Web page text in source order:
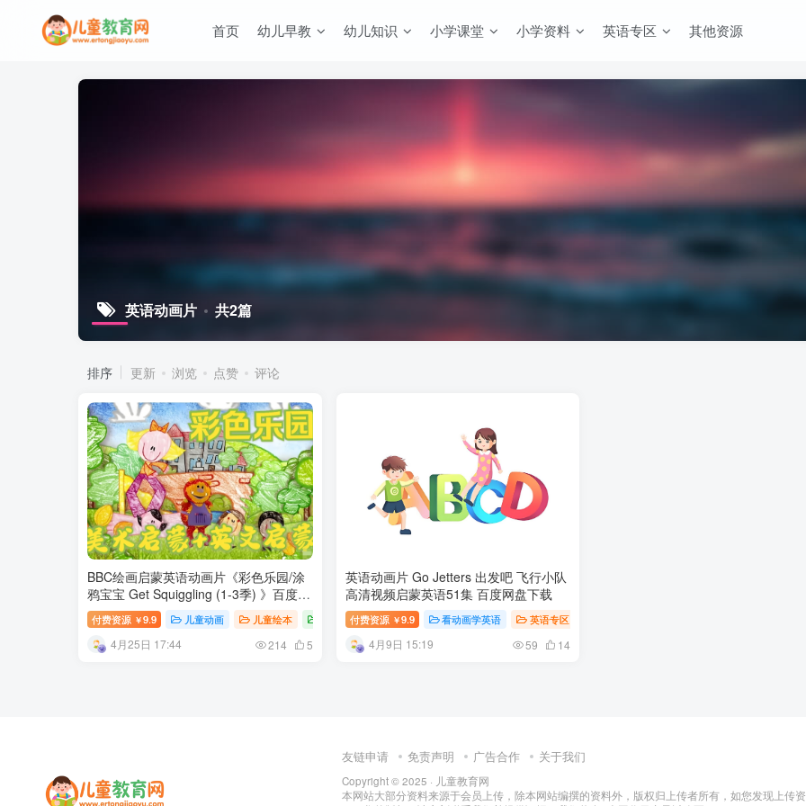
首页 幼儿早教 幼儿知识 小学课堂 小学资料 英语专区 其他资源
英语动画片 共2篇
排序 更新 浏览 点赞 评论
BBC绘画启蒙英语动画片《彩色乐园/涂
鸦宝宝 Get Squiggling (1-3季) 》百度网
盘下载
付费资源 ￥9.9 儿童动画 儿童绘本 兴趣培养 幼儿教育
4月25日 17:44 214 5
英语动画片 Go Jetters 出发吧 飞行小队
高清视频启蒙英语51集 百度网盘下载
付费资源 ￥9.9 看动画学英语 英语专区
4月9日 15:19 59 14
友链申请 免责声明 广告合作 关于我们
Copyright © 2025 · 儿童教育网
本网站大部分资料来源于会员上传，除本网站编撰的资料外，版权归上传者所有，如您发现上传